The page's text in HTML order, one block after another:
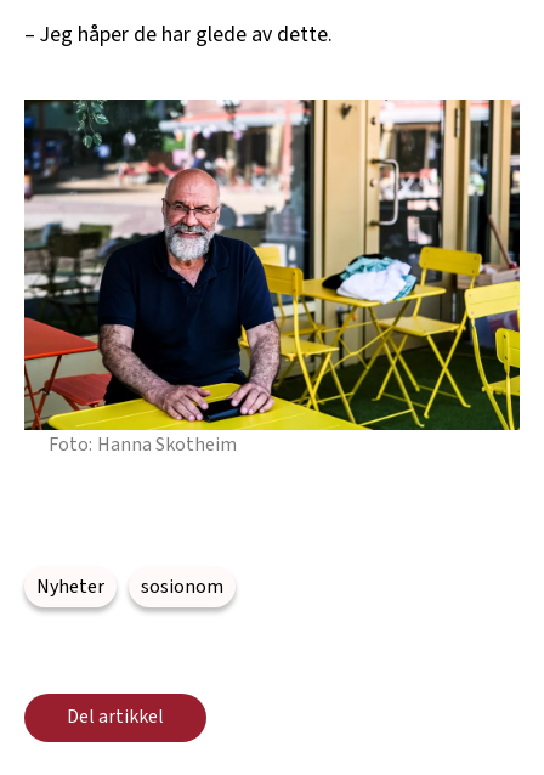
– Jeg håper de har glede av dette.
Hanna Skotheim
Nyheter sosionom
Del artikkel